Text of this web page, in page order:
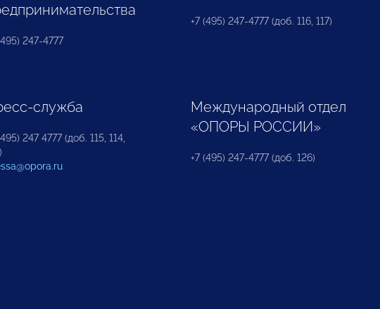
247-4777
+7 (495) 247-4777 (доб. 116, 117)
служба
247 4777 (доб. 115, 114,
Международный отдел
«ОПОРЫ РОССИИ»
+7 (495) 247-4777 (доб. 126)